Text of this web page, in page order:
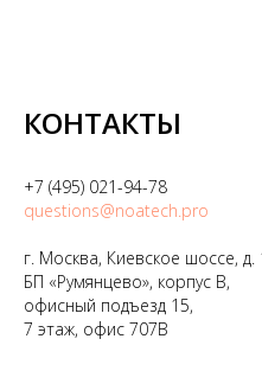
КОНТАКТЫ
+7 (495) 021-94-78
questions@noatech.pro
г. Москва, Киевское шоссе, д.
БП «Румянцево», корпус B,
офисный подъезд 15,
7 этаж, офис 707B